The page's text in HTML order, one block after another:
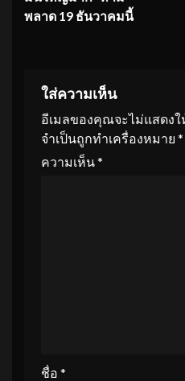
พลาด 19 ธันวาคมนี้
ใส่ความเห็น
อีเมลของคุณจะไม่แสดง
จำเป็นถูกทำเครื่องหมาย *
ความเห็น*
ชื่อ *